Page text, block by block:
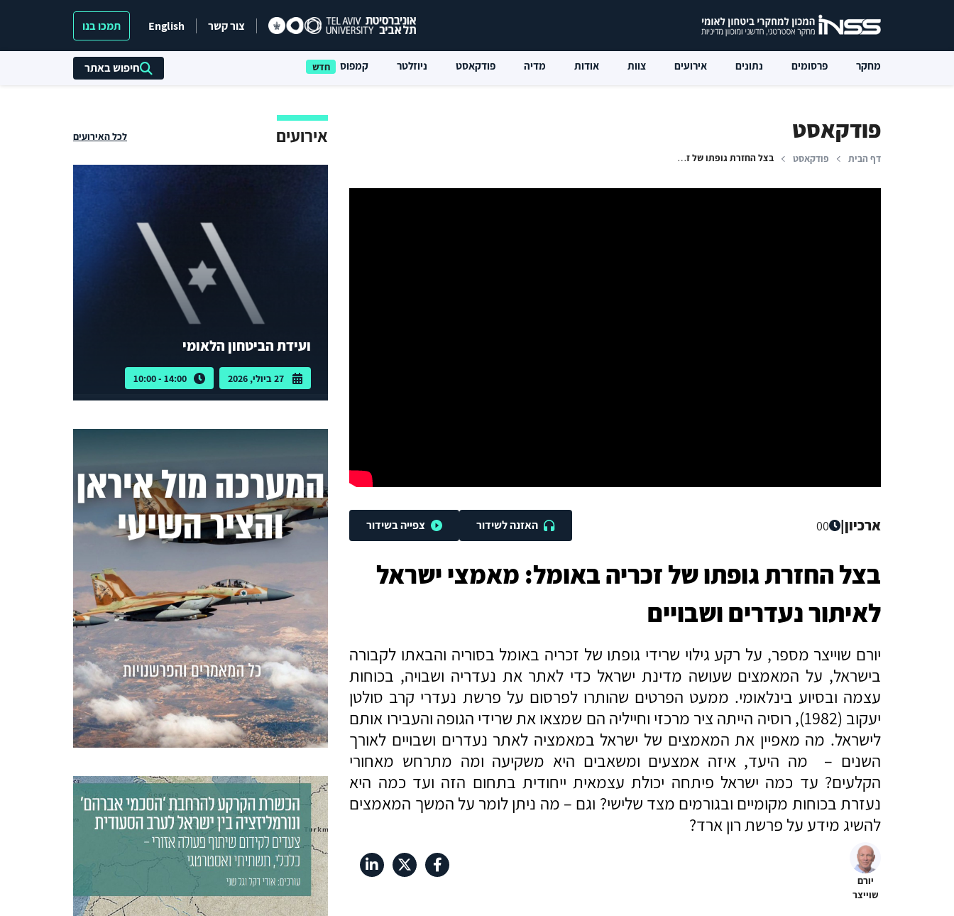
צור קשר English תמכו בנו
מחקר פרסומים נתונים אירועים צוות אודות מדיה פודקאסט ניוזלטר קמפוס חיפוש באתר
פודקאסט
דף הבית פודקאסט בצל החזרת גופתו של זכריה באומל: מאמצי ישראל לאיתור נעדרים ושבויים
ארכיון|
00 האזנה לשידור צפייה בשידור
בצל החזרת גופתו של זכריה באומל: מאמצי ישראל
לאיתור נעדרים ושבויים
יורם שוייצר מספר, על רקע גילוי שרידי גופתו של זכריה באומל בסוריה והבאתו לקבורה
בישראל, על המאמצים שעושה מדינת ישראל כדי לאתר את נעדריה ושבויה, בכוחות
עצמה ובסיוע בינלאומי. ממעט הפרטים שהותרו לפרסום על פרשת נעדרי קרב סולטן
יעקוב (1982), רוסיה הייתה ציר מרכזי וחייליה הם שמצאו את שרידי הגופה והעבירו אותם
לישראל. מה מאפיין את המאמצים של ישראל במאמציה לאתר נעדרים ושבויים לאורך
השנים – מה היעד, איזה אמצעים ומשאבים היא משקיעה ומה מתרחש מאחורי
הקלעים? עד כמה ישראל פיתחה יכולת עצמאית ייחודית בתחום הזה ועד כמה היא
נעזרת בכוחות מקומיים ובגורמים מצד שלישי? וגם – מה ניתן לומר על המשך המאמצים
להשיג מידע על פרשת רון ארד?
יורם
שוייצר
אירועים לכל האירועים
ועידת הביטחון הלאומי
27 ביולי, 2026 14:00 - 10:00